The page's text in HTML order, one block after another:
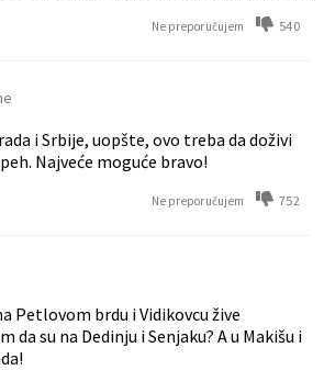
Ne preporučujem 540
i Srbije, uopšte, ovo treba da doživi
Najveće moguće bravo!
Ne preporučujem 752
Petlovom brdu i Vidikovcu žive
da su na Dedinju i Senjaku? A u Makišu i